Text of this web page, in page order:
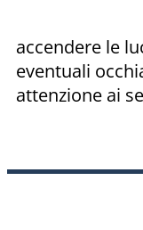
accendere le
eventuali
attenzione ai